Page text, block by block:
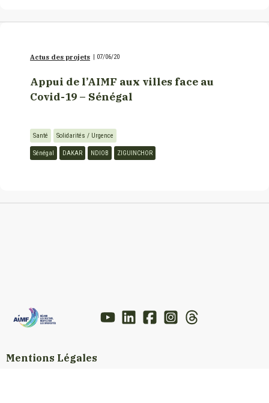
Actus des projets 07/06/20
Appui de l’AIMF aux villes face au
Covid-19 – Sénégal
Santé Solidarités / Urgence
Sénégal DAKAR NDIOB ZIGUINCHOR
Mentions Légales